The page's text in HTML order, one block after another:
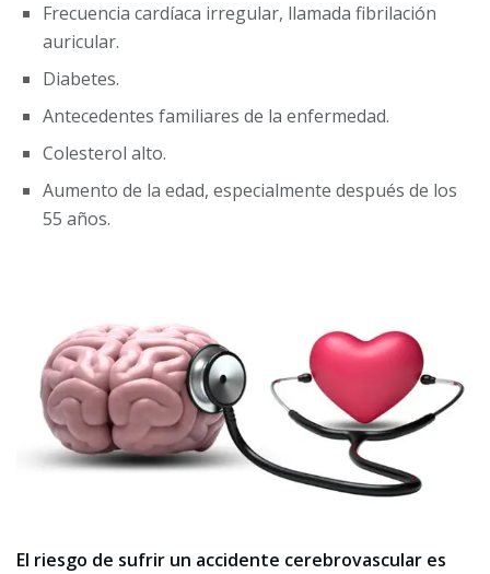
Frecuencia cardíaca irregular, llamada fibrilación
auricular.
Diabetes.
Antecedentes familiares de la enfermedad.
Colesterol alto.
Aumento de la edad, especialmente después de los
55 años.
El riesgo de sufrir un accidente cerebrovascular es